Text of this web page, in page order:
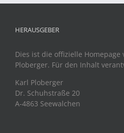
HERAUSGEBER
Dies ist die offizielle Homepage
Ploberger. Für den Inhalt
Karl Ploberger
Dr. Schuhstraße 20
A-4863 Seewalchen